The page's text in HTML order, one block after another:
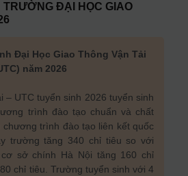
TRƯỜNG ĐẠI HỌC GIAO
Đại Học Giao Thông Vận Tải
năm 2026
– UTC tuyển sinh 2026 tuyển sinh
trình đào tạo chuẩn và chất
trình đào tạo liên kết quốc
trường tăng 340 chỉ tiêu so với
sở chính Hà Nội tăng 160 chỉ
chỉ tiêu. Trường tuyển sinh với 4